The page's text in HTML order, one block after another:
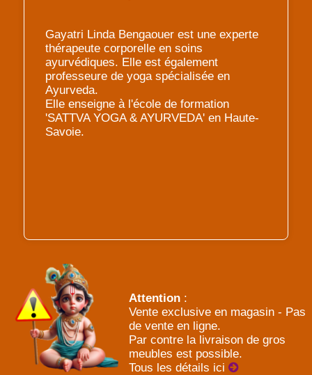
Gayatri Linda Bengaouer est une experte
thérapeute corporelle en soins
ayurvédiques. Elle est également
professeure de yoga spécialisée en
Ayurveda.
Elle enseigne à l'école de formation
'SATTVA YOGA & AYURVEDA' en Haute-
Savoie.
Attention :
Vente exclusive en magasin - Pas
de vente en ligne.
Par contre la livraison de gros
meubles est possible.
Tous les détails ici